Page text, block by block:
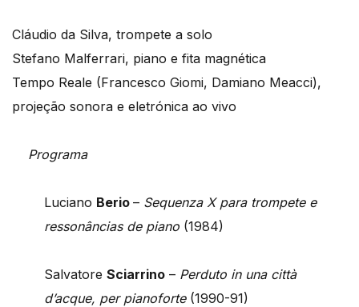
Cláudio da Silva, trompete a solo
Stefano Malferrari, piano e fita magnética
Tempo Reale (Francesco Giomi, Damiano Meacci),
projeção sonora e eletrónica ao vivo
Programa
Luciano Berio – Sequenza X para trompete e
ressonâncias de piano (1984)
Salvatore Sciarrino – Perduto in una città
d’acque, per pianoforte(1990-91)